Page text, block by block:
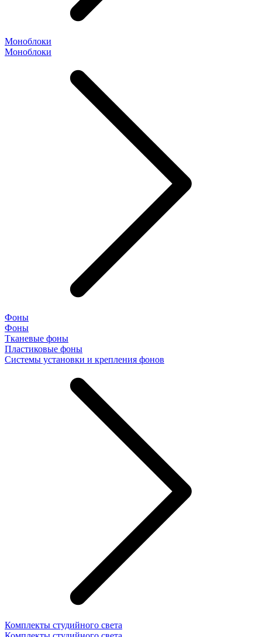
Моноблоки
Моноблоки
Фоны
Фоны
Тканевые фоны
Пластиковые фоны
Системы установки и крепления фонов
Комплекты студийного света